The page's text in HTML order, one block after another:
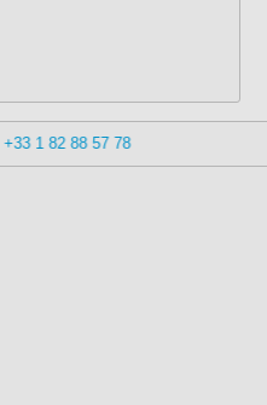
+33 1 82 88 57 78